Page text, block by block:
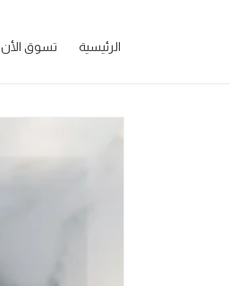
الرئيسية تسوق الأن
تخطى